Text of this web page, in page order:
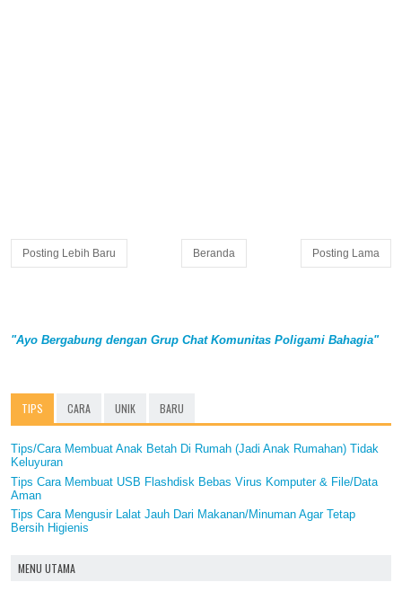
Posting Lebih Baru Posting Lama
Beranda
"Ayo Bergabung dengan Grup Chat Komunitas Poligami Bahagia"
TIPS CARA UNIK BARU
Tips/Cara Membuat Anak Betah Di Rumah (Jadi Anak Rumahan) Tidak
Keluyuran
Tips Cara Membuat USB Flashdisk Bebas Virus Komputer & File/Data
Aman
Tips Cara Mengusir Lalat Jauh Dari Makanan/Minuman Agar Tetap
Bersih Higienis
MENU UTAMA